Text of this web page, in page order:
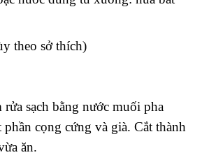
theo sở thích)
sạch bằng nước muối pha
cọng cứng và già. Cắt thành
ăn.